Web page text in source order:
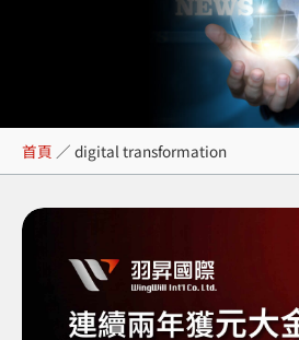
digital
首頁 ／ digital transformation